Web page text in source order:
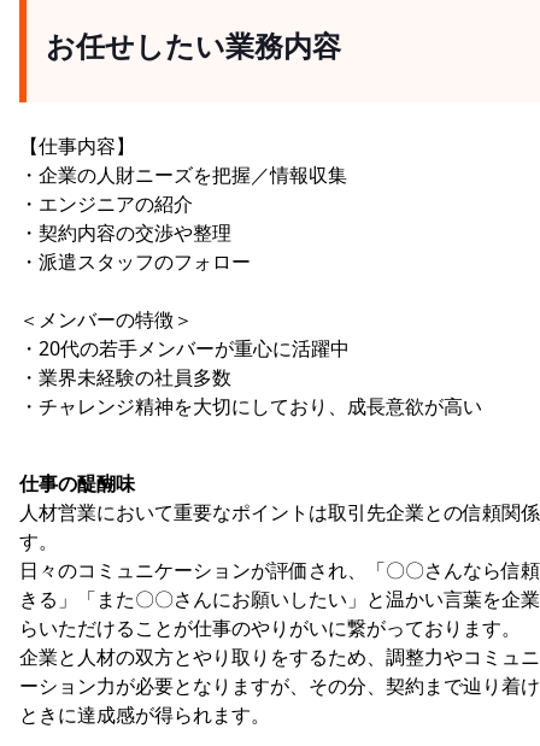
お任せしたい業務内容
【仕事内容】
・企業の人財ニーズを把握／情報収集
・エンジニアの紹介
・契約内容の交渉や整理
・派遣スタッフのフォロー
＜メンバーの特徴＞
・20代の若手メンバーが重心に活躍中
・業界未経験の社員多数
・チャレンジ精神を大切にしており、成長意欲が高い
仕事の醍醐味
人材営業において重要なポイントは取引先企業との信頼関
す。
日々のコミュニケーションが評価され、「〇〇さんなら信
きる」「また〇〇さんにお願いしたい」と温かい言葉を企
らいただけることが仕事のやりがいに繋がっております。
企業と人材の双方とやり取りをするため、調整力やコミュ
ーション力が必要となりますが、その分、契約まで辿り着
ときに達成感が得られます。